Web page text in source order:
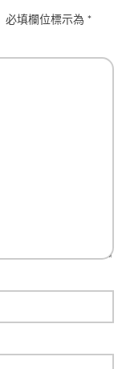
必填欄位標示為 *